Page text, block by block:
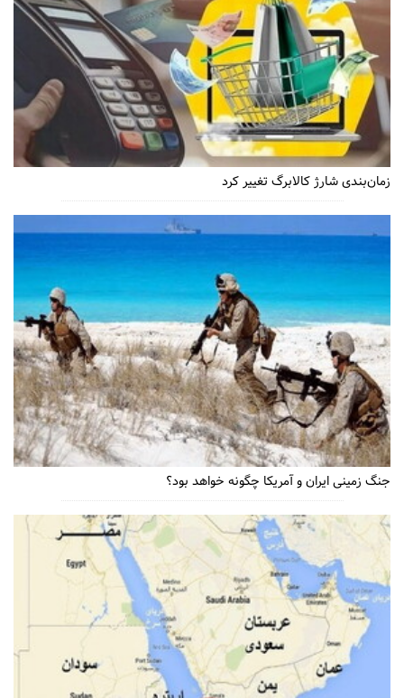
زمان‌بندی شارژ کالابرگ تغییر کرد
جنگ زمینی ایران و آمریکا چگونه خواهد بود؟